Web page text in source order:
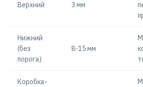
Верхний 3 мм
Нижний
(без
порога)
8-15 мм
Коробка-